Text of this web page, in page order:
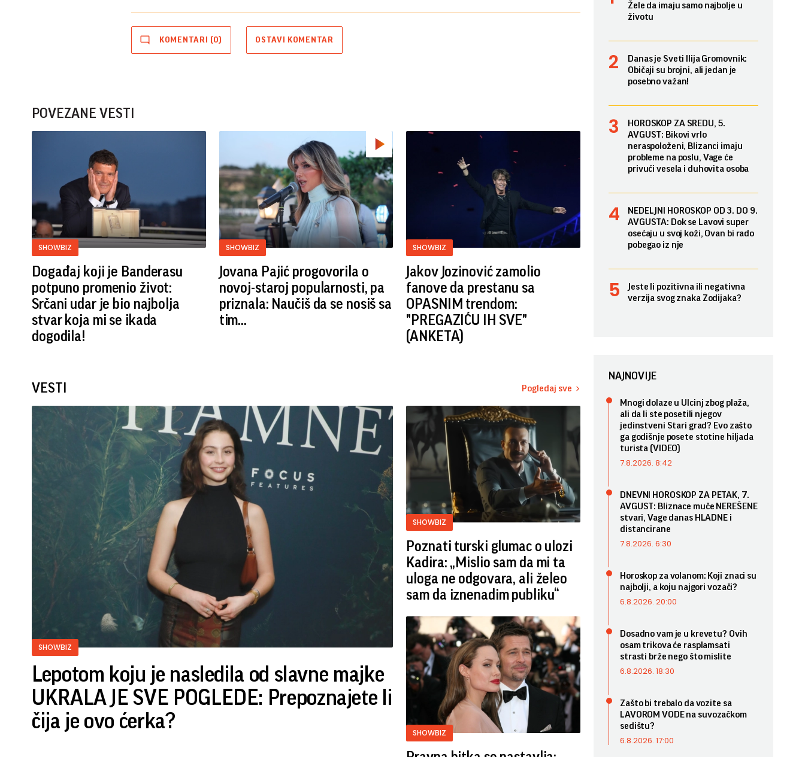
KOMENTARI (0) OSTAVI KOMENTAR
POVEZANE VESTI
SHOWBIZ
Događaj koji je Banderasu
potpuno promenio život:
Srčani udar je bio najbolja
stvar koja mi se ikada
dogodila!
SHOWBIZ
Jovana Pajić progovorila o
novoj-staroj popularnosti, pa
priznala: Naučiš da se nosiš sa
tim...
SHOWBIZ
Jakov Jozinović zamolio
fanove da prestanu sa
OPASNIM trendom:
"PREGAZIĆU IH SVE"
(ANKETA)
VESTI Pogledaj sve
SHOWBIZ
Lepotom koju je nasledila od slavne majke
UKRALA JE SVE POGLEDE: Prepoznajete li
čija je ovo ćerka?
SHOWBIZ
Poznati turski glumac o ulozi
Kadira: „Mislio sam da mi ta
uloga ne odgovara, ali želeo
sam da iznenadim publiku“
SHOWBIZ
Žele da imaju samo najbolje u
životu
Danas je Sveti Ilija Gromovnik:
Običaji su brojni, ali jedan je
posebno važan!
HOROSKOP ZA SREDU, 5.
AVGUST: Bikovi vrlo
neraspoloženi, Blizanci imaju
probleme na poslu, Vage će
privući vesela i duhovita osoba
NEDELJNI HOROSKOP OD 3. DO 9.
AVGUSTA: Dok se Lavovi super
osećaju u svoj koži, Ovan bi rado
pobegao iz nje
Jeste li pozitivna ili negativna
verzija svog znaka Zodijaka?
NAJNOVIJE
Mnogi dolaze u Ulcinj zbog plaža,
ali da li ste posetili njegov
jedinstveni Stari grad? Evo zašto
ga godišnje posete stotine hiljada
turista (VIDEO)
7.8.2026. 8:42
DNEVNI HOROSKOP ZA PETAK, 7.
AVGUST: Bliznace muče NEREŠENE
stvari, Vage danas HLADNE i
distancirane
7.8.2026. 6:30
Horoskop za volanom: Koji znaci su
najbolji, a koju najgori vozači?
6.8.2026. 20:00
Dosadno vam je u krevetu? Ovih
osam trikova će rasplamsati
strasti brže nego što mislite
6.8.2026. 18:30
Zašto bi trebalo da vozite sa
LAVOROM VODE na suvozačkom
sedištu?
6.8.2026. 17:00